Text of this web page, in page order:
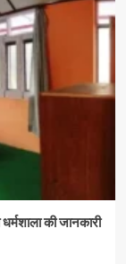
की जानकारी